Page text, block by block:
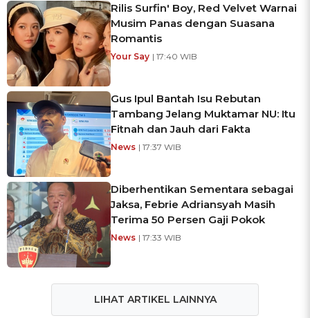
Rilis Surfin' Boy, Red Velvet Warnai
Musim Panas dengan Suasana
Romantis
Your Say | 17:40 WIB
Gus Ipul Bantah Isu Rebutan
Tambang Jelang Muktamar NU: Itu
Fitnah dan Jauh dari Fakta
News | 17:37 WIB
Diberhentikan Sementara sebagai
Jaksa, Febrie Adriansyah Masih
Terima 50 Persen Gaji Pokok
News | 17:33 WIB
LIHAT ARTIKEL LAINNYA